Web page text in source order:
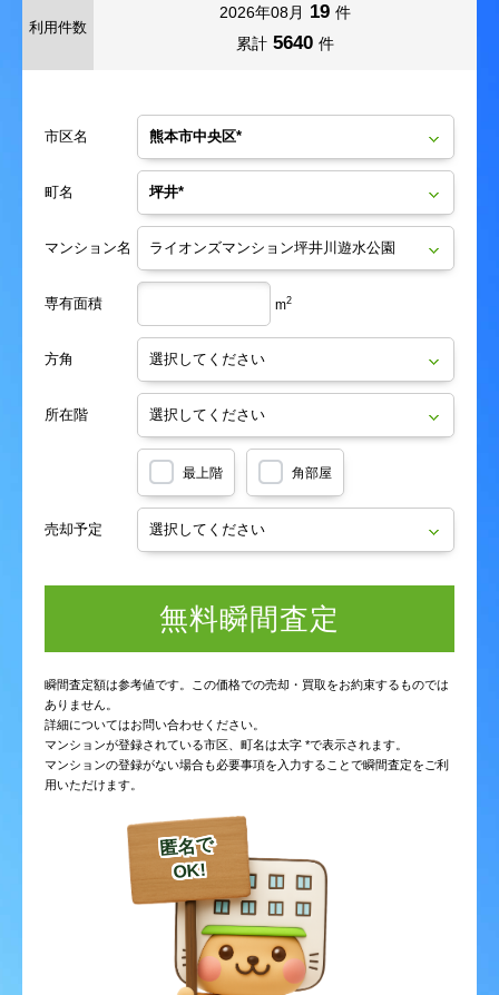
利用件数
2026年08月 19 件
累計 5640 件
市区名
町名
マンション名
専有面積 m2
方角
所在階
最上階 角部屋
売却予定
無料瞬間査定
瞬間査定額は参考値です。この価格での売却・買取をお約束するものでは
ありません。
詳細についてはお問い合わせください。
マンションが登録されている市区、町名は太字 *で表示されます。
マンションの登録がない場合も必要事項を入力することで瞬間査定をご利
用いただけます。